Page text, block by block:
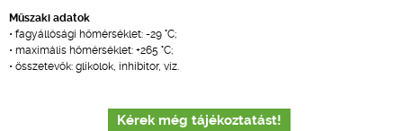
Műszaki adatok
• fagyállósági hőmérséklet: -29 °C;
• maximális hőmérséklet: +265 °C;
• összetevők: glikolok, inhibitor, víz.
Kérek még tájékoztatást!